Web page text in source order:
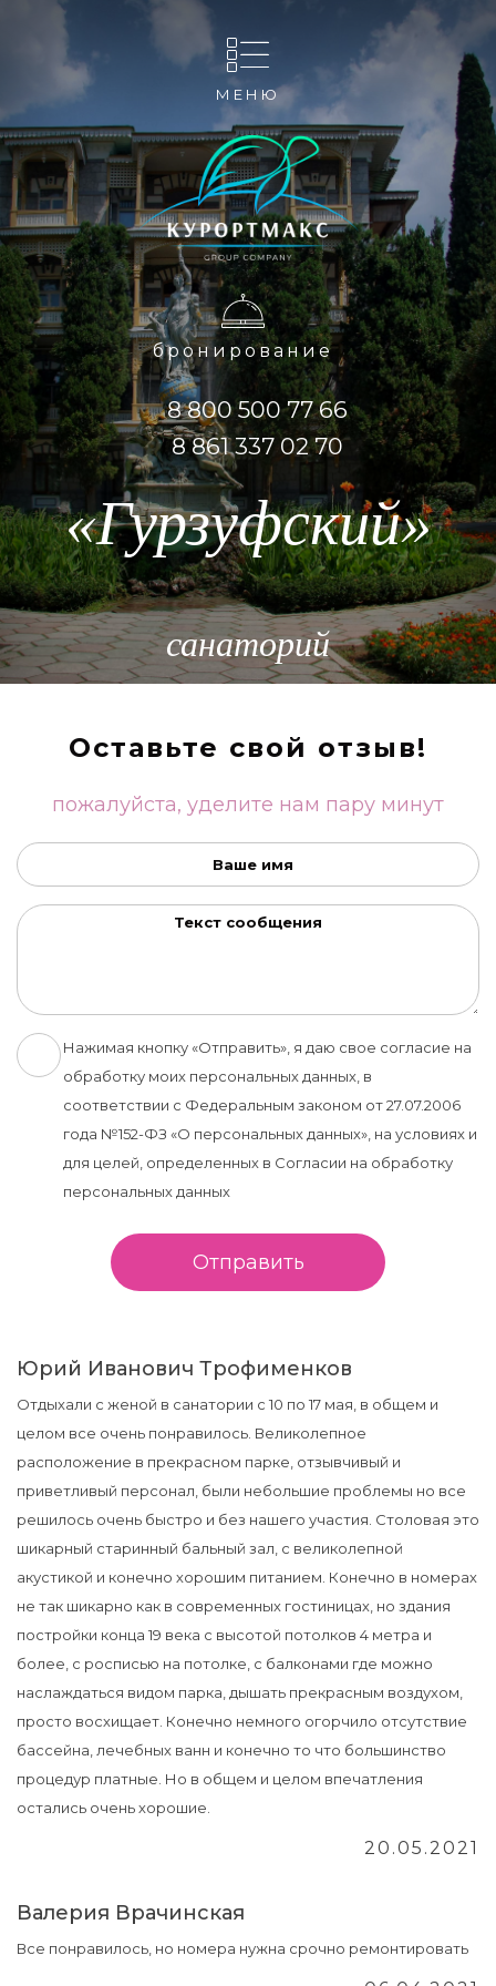
МЕНЮ
бронирование
8 800 500 77 66
8 861 337 02 70
«Гурзуфский»
санаторий
Оставьте свой отзыв!
пожалуйста, уделите нам пару минут
Нажимая кнопку «Отправить», я даю свое согласие на
обработку моих персональных данных, в
соответствии с Федеральным законом от 27.07.2006
года №152-ФЗ «О персональных данных», на условиях и
для целей, определенных в Согласии на обработку
персональных данных
Отправить
Юрий Иванович Трофименков
Отдыхали с женой в санатории с 10 по 17 мая, в общем и
целом все очень понравилось. Великолепное
расположение в прекрасном парке, отзывчивый и
приветливый персонал, были небольшие проблемы но все
решилось очень быстро и без нашего участия. Столовая это
шикарный старинный бальный зал, с великолепной
акустикой и конечно хорошим питанием. Конечно в номерах
не так шикарно как в современных гостиницах, но здания
постройки конца 19 века с высотой потолков 4 метра и
более, с росписью на потолке, с балконами где можно
наслаждаться видом парка, дышать прекрасным воздухом,
просто восхищает. Конечно немного огорчило отсутствие
бассейна, лечебных ванн и конечно то что большинство
процедур платные. Но в общем и целом впечатления
остались очень хорошие.
20.05.2021
Валерия Врачинская
Все понравилось, но номера нужна срочно ремонтировать